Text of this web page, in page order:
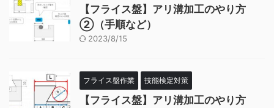
【フライス盤】アリ溝加工のやり方
②（手順など）
2023/8/15
フライス盤作業 技能検定対策
【フライス盤】アリ溝加工のやり方